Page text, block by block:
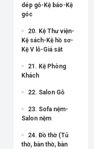
dép gỗ-Kệ báo-Kệ
góc
20. Kệ Thư viện-
Kệ sách-Kệ hồ sơ-
Kệ V lỗ-Giá sắt
21. Kệ Phòng
Khách
22. Salon Gỗ
23. Sofa nệm-
Salon nệm
24. Đồ thờ (Tủ
thờ, bàn thờ, bàn